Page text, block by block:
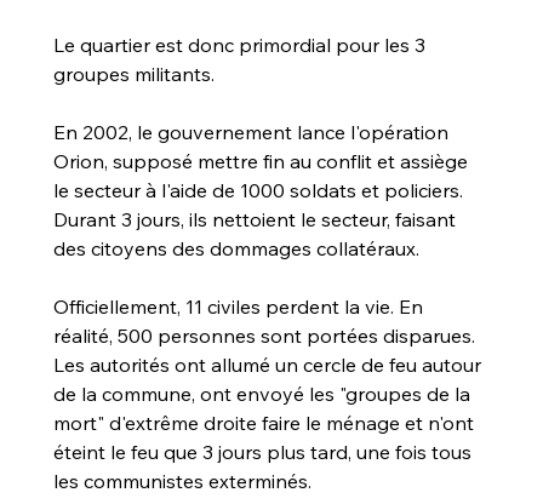
Le quartier est donc primordial pour les 3
groupes militants.
En 2002, le gouvernement lance l'opération
Orion, supposé mettre fin au conflit et assiège
le secteur à l'aide de 1000 soldats et policiers.
Durant 3 jours, ils nettoient le secteur, faisant
des citoyens des dommages collatéraux.
Officiellement, 11 civiles perdent la vie. En
réalité, 500 personnes sont portées disparues.
Les autorités ont allumé un cercle de feu autour
de la commune, ont envoyé les "groupes de la
mort" d'extrême droite faire le ménage et n'ont
éteint le feu que 3 jours plus tard, une fois tous
les communistes exterminés.